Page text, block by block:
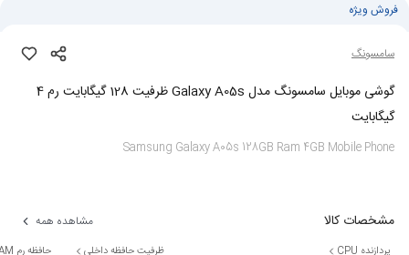
فروش ویژه
سامسونگ
گوشی موبایل سامسونگ مدل Galaxy A05s ظرفیت 128 گیگابایت رم 4
گیگابایت
Samsung Galaxy A05s 128GB Ram 4GB Mobile Phone
مشخصات کالا مشاهده همه
پردازنده CPU ظرفیت حافظه داخلی حافظه رم RAM